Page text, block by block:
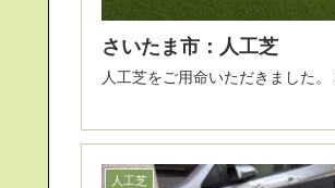
さいたま市：人工芝
人工芝